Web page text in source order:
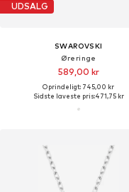
UDSALG
SWAROVSKI
Øreringe
589,00 kr
Oprindeligt: 745,00 kr
Sidste laveste pris:471,75 kr